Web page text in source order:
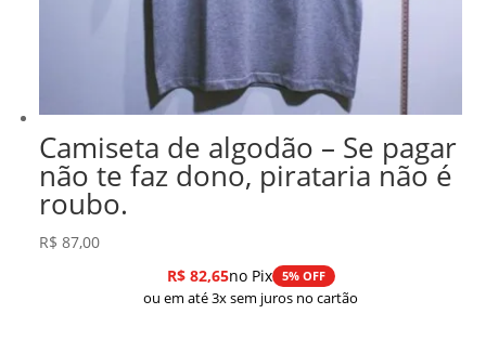
Camiseta de algodão – Se pagar
não te faz dono, pirataria não é
roubo.
R$ 87,00
R$82,65no Pix 5% OFF
ou em até 3x sem juros no cartão